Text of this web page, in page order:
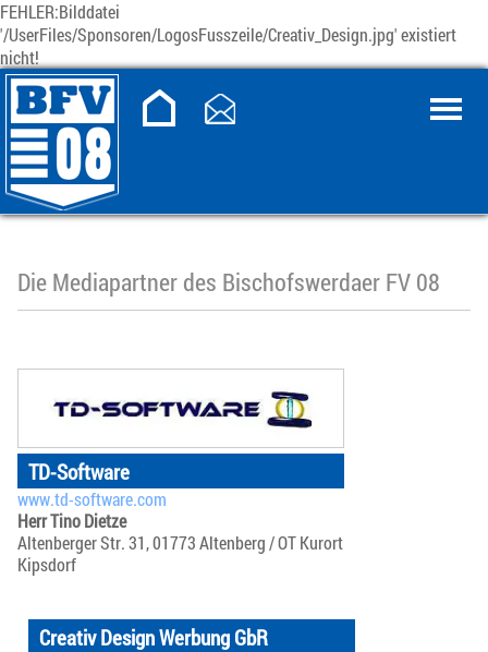
FEHLER:Bilddatei
'/UserFiles/Sponsoren/LogosFusszeile/Creativ_Design.jpg' existiert
nicht!
Die Mediapartner des Bischofswerdaer FV 08
TD-Software
www.td-software.com
Herr Tino Dietze
Altenberger Str. 31, 01773 Altenberg / OT Kurort
Kipsdorf
Creativ Design Werbung GbR